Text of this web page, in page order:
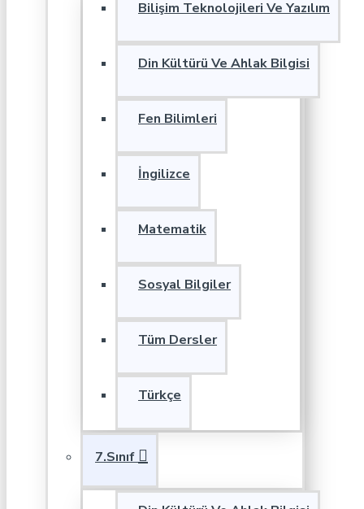
Bilişim Teknolojileri Ve Yazılım
Din Kültürü Ve Ahlak Bilgisi
Fen Bilimleri
İngilizce
Matematik
Sosyal Bilgiler
Tüm Dersler
Türkçe
7.Sınıf